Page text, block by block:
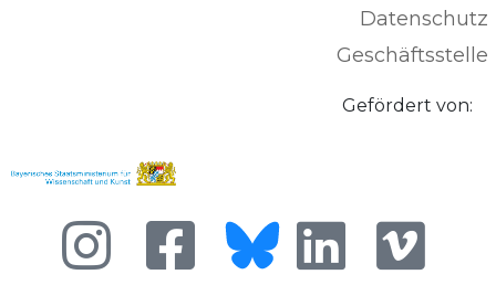
Datenschutz
Geschäftsstelle
Gefördert von: